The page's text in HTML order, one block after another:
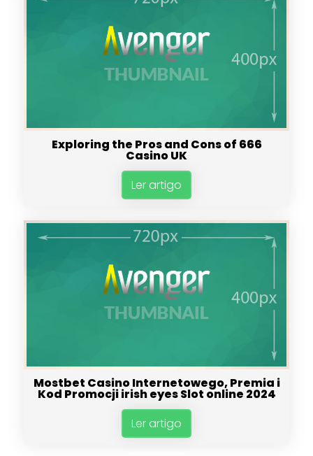
Exploring the Pros and Cons of 666
Casino UK
Ler artigo
Mostbet Casino Internetowego, Premia i
Kod Promocji irish eyes Slot online 2024
Ler artigo